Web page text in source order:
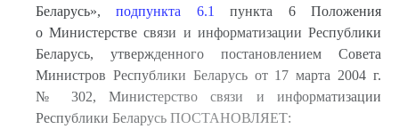
Беларусь»,подпункта 6.1
пункта 6 Положения
о Министерстве связи и информатизации Республики
Беларусь, утвержденного постановлением Совета
Министров Республики Беларусь от 17 марта 2004 г.
№ 302, Министерство связи и информатизации
Республики Беларусь ПОСТАНОВЛЯЕТ: